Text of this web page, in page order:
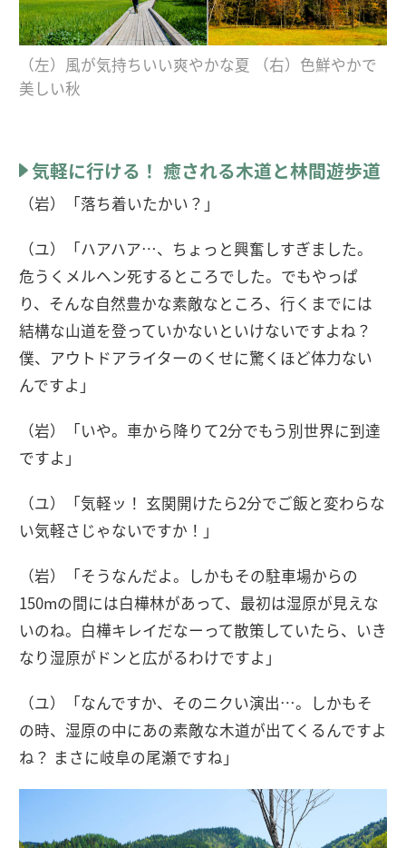
（左）風が気持ちいい爽やかな夏 （右）色鮮やかで
美しい秋
気軽に行ける！ 癒される木道と林間遊歩道
（岩）「落ち着いたかい？」
（ユ）「ハアハア…、ちょっと興奮しすぎました。
危うくメルヘン死するところでした。でもやっぱ
り、そんな自然豊かな素敵なところ、行くまでには
結構な山道を登っていかないといけないですよね？
僕、アウトドアライターのくせに驚くほど体力ない
んですよ」
（岩）「いや。車から降りて2分でもう別世界に到達
ですよ」
（ユ）「気軽ッ！ 玄関開けたら2分でご飯と変わらな
い気軽さじゃないですか！」
（岩）「そうなんだよ。しかもその駐車場からの
150mの間には白樺林があって、最初は湿原が見えな
いのね。白樺キレイだなーって散策していたら、いき
なり湿原がドンと広がるわけですよ」
（ユ）「なんですか、そのニクい演出…。しかもそ
の時、湿原の中にあの素敵な木道が出てくるんですよ
ね？ まさに岐阜の尾瀬ですね」